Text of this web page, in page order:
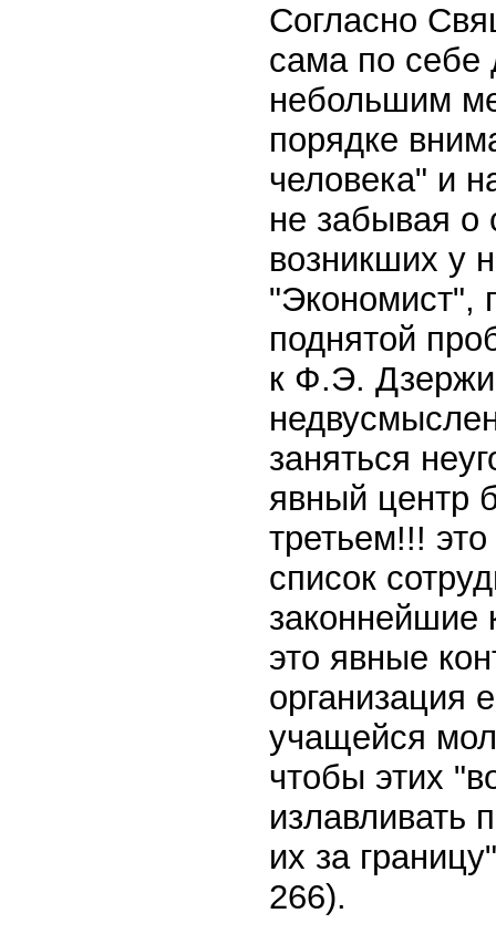
Согласно
сама по себе
небольшим
порядке
человека" и
не забывая о
возникших у
"Экономист",
поднятой
к Ф.Э.
заняться
явный центр
третьем!!!
список
законнейшие
это явные
организация
учащейся
чтобы этих
излавливать
их за
266).